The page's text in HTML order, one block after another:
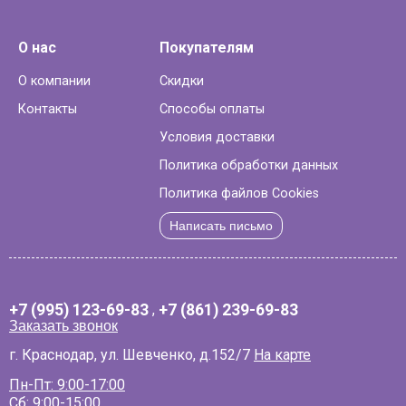
О нас
О компании
Контакты
Покупателям
Скидки
Способы оплаты
Условия доставки
Политика обработки данных
Политика файлов Cookies
Написать письмо
+7 (995) 123-69-83 , +7 (861) 239-69-83
Заказать звонок
г. Краснодар, ул. Шевченко, д.152/7 На карте
Пн-Пт: 9:00-17:00